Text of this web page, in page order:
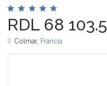
RDL 68 103.5
Colmar, Francia